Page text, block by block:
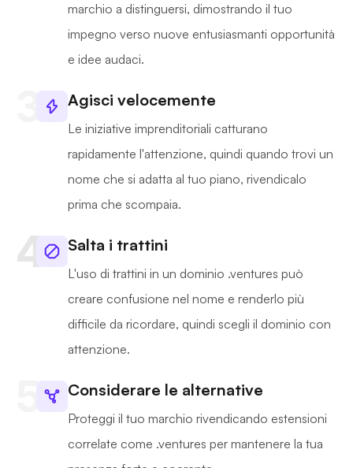
marchio a distinguersi, dimostrando il tuo
impegno verso nuove entusiasmanti opportunità
e idee audaci.
Agisci velocemente
Le iniziative imprenditoriali catturano
rapidamente l'attenzione, quindi quando trovi un
nome che si adatta al tuo piano, rivendicalo
prima che scompaia.
Salta i trattini
L'uso di trattini in un dominio .ventures può
creare confusione nel nome e renderlo più
difficile da ricordare, quindi scegli il dominio con
attenzione.
Considerare le alternative
Proteggi il tuo marchio rivendicando estensioni
correlate come .ventures per mantenere la tua